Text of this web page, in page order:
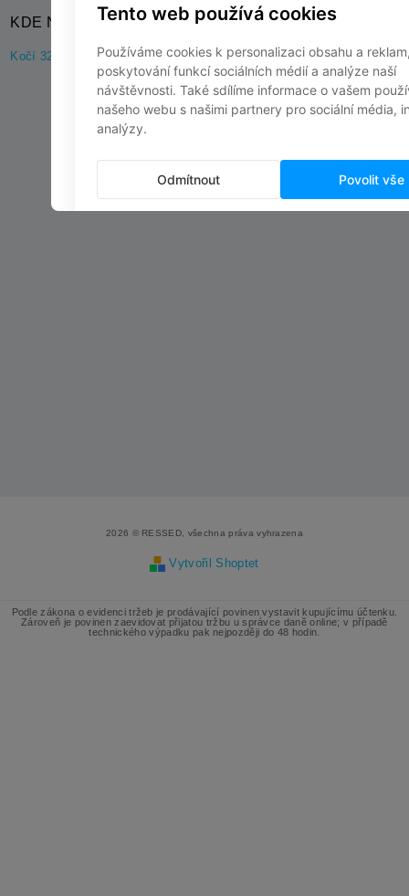
KDE NÁS NAJDETE?
Kočí 32, 538 61 Kočí
2026 © RESSED, všechna práva vyhrazena
Vytvořil Shoptet
Podle zákona o evidenci tržeb je prodávající povinen vystavit kupujícímu účtenku.
Zároveň je povinen zaevidovat přijatou tržbu u správce daně online; v případě
technického výpadku pak nejpozději do 48 hodin.